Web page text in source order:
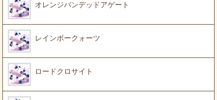
オレンジバンデッドアゲート
レインボークォーツ
ロードクロサイト